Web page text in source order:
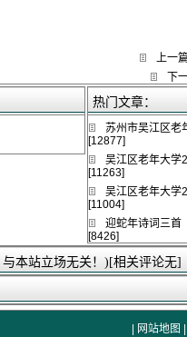
上一
下
热门文章：
苏州市吴江区老
[12877]
吴江区老年大学
[11263]
吴江区老年大学
[11004]
迎蛇年诗词三首
[8426]
本站立场无关！)[相关评论无]
| 网站地图 |